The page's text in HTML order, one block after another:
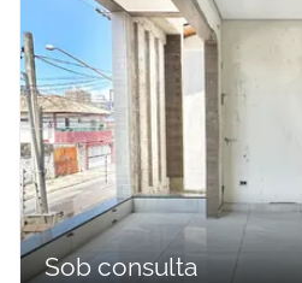
Sob consulta